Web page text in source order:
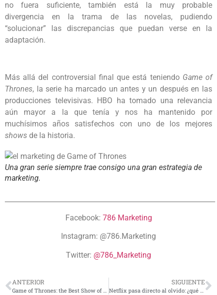
no fuera suficiente, también está la muy probable
divergencia en la trama de las novelas, pudiendo
“solucionar” las discrepancias que puedan verse en la
adaptación.
Más allá del controversial final que está teniendo Game of
Thrones, la serie ha marcado un antes y un después en las
producciones televisivas. HBO ha tomado una relevancia
aún mayor a la que tenía y nos ha mantenido por
muchísimos años satisfechos con uno de los mejores
shows de la historia.
Una gran serie siempre trae consigo una gran estrategia de
marketing.
Facebook: 786 Marketing
Instagram: @786.Marketing
Twitter: @786_Marketing
ANTERIOR
Game of Thrones: the Best Show of All Times?
SIGUIENTE
Netflix pasa directo al olvido: ¿qué está haciendo mal ahora?